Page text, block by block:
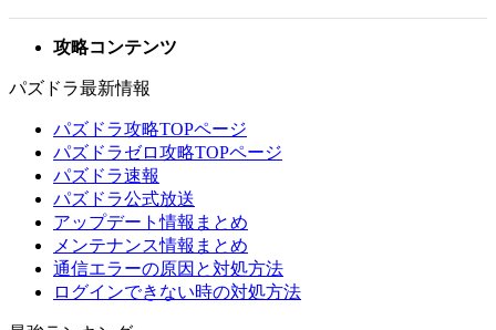
攻略コンテンツ
パズドラ最新情報
パズドラ攻略TOPページ
パズドラゼロ攻略TOPページ
パズドラ速報
パズドラ公式放送
アップデート情報まとめ
メンテナンス情報まとめ
通信エラーの原因と対処方法
ログインできない時の対処方法